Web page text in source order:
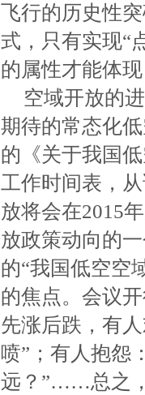
飞行的历史性
式，只有实现“
的属性才能体
空域开放的
期待的常态化
的《关于我国
工作时间表，
放将会在2015
放政策动向的
的“我国低空空
的焦点。会议
先涨后跌，有
喷”；有人抱怨
远？”……总之